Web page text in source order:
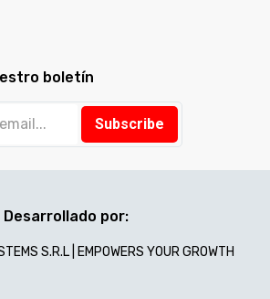
boletín
Subscribe
Desarrollado por: